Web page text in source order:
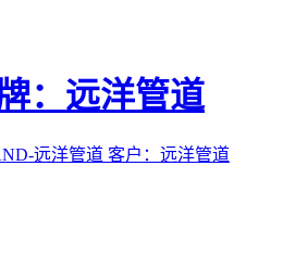
：远洋管道
远洋管道 客户：远洋管道